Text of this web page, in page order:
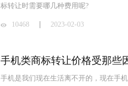
标转让时需要哪几种费用呢?
10468 2023-02-03
手机类商标转让价格受那些
手机是我们现在生活离不开的，现在手